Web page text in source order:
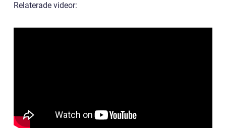
Relaterade videor: